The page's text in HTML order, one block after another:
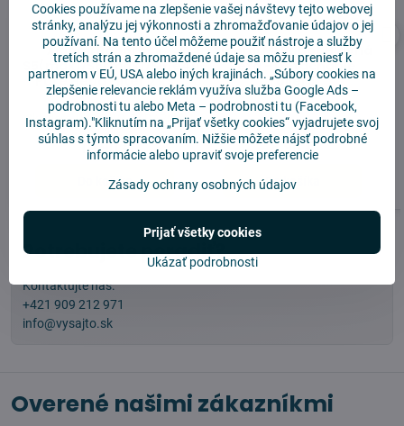
Xiaomi Roborock
S5(max)/S6(max)/S6/e4/e5
Pure Hepa Filter 2 ks
Skladom, DOPRAVA ZADARMO
od 59€
10,90 €
Do košíka
25%
Xiaomi Mi Robot Hlavná
kefa - Detachable
rollers
Skladom
8,90 €
Do košíka
Potrebujete poradiť?
Kontaktujte nás:
+421 909 212 971
info@vysajto.sk
Overené našimi zákazníkmi
Cookies používame na zlepšenie vašej návštevy tejto webovej
stránky, analýzu jej výkonnosti a zhromažďovanie údajov o jej
používaní. Na tento účel môžeme použiť nástroje a služby
tretích strán a zhromaždené údaje sa môžu preniesť k
partnerom v EÚ, USA alebo iných krajinách. „Súbory cookies na
zlepšenie relevancie reklám využíva služba Google Ads –
podrobnosti tu alebo Meta – podrobnosti tu (Facebook,
Instagram)."Kliknutím na „Prijať všetky cookies“ vyjadrujete svoj
súhlas s týmto spracovaním. Nižšie môžete nájsť podrobné
informácie alebo upraviť svoje preferencie
Zásady ochrany osobných údajov
Ukázať podrobnosti
Prijať všetky cookies